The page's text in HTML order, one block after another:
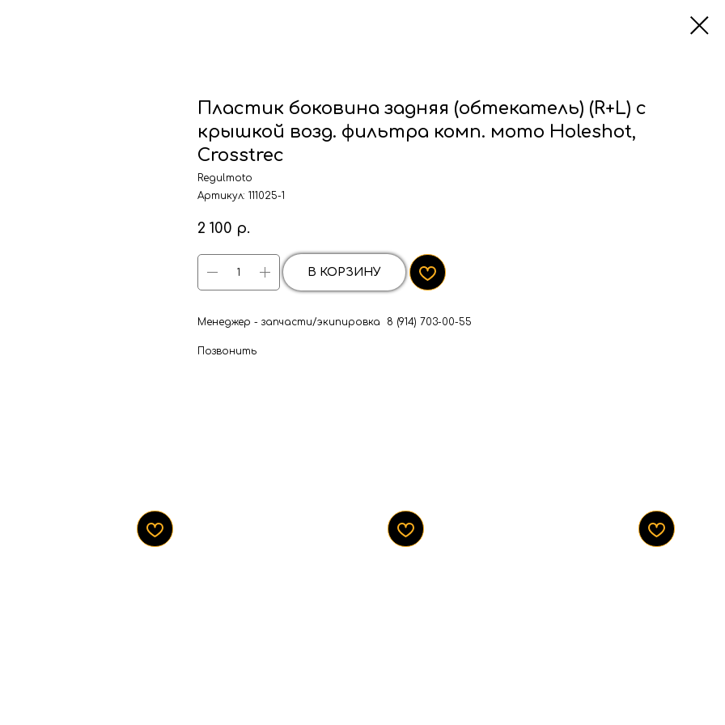
Пластик боковина задняя (обтекатель) (R+L) с
крышкой возд. фильтра комп. мото Holeshot,
Crosstrec
Regulmoto
Артикул: 111025-1
2 100 р.
В КОРЗИНУ
Менеджер - запчасти/экипировка 8 (914) 703-00-55
Позвонить